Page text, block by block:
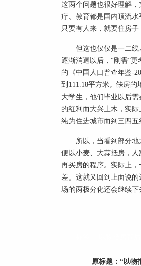
这两个问题也很好理解
疗、教育都是国内顶流水
只要有人来，就要住房
但这也仅仅是一二
逐渐消退以后，“刚需”
的《中国人口普查年鉴-
到111.18平方米。缺房
大学生，他们毕业以后
的红利而大兴土木，实
纯为住进城市而到三四五
所以，当看到部分
便以小麦、大蒜抵房，
再买房的程序。实际上
差。这就又回到上面说
场的两极分化还会继续下
原标题： “以物